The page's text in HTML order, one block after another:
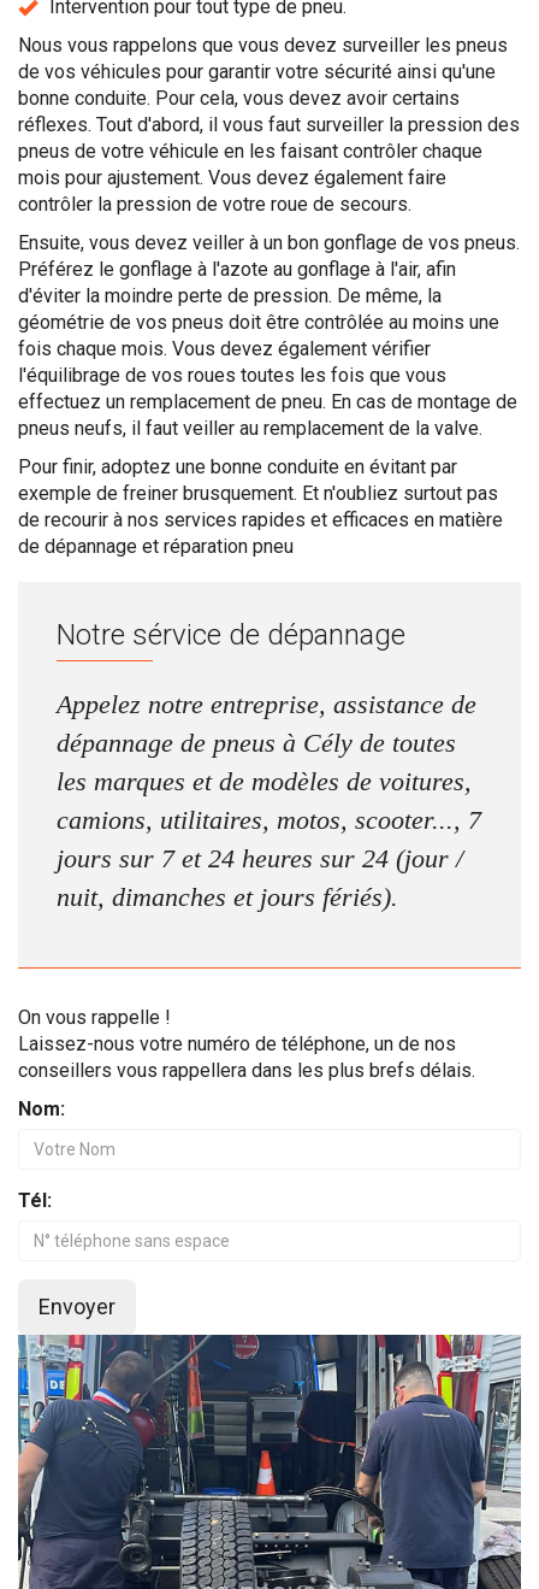
Intervention pour tout type de pneu.
Nous vous rappelons que vous devez surveiller les pneus
de vos véhicules pour garantir votre sécurité ainsi qu'une
bonne conduite. Pour cela, vous devez avoir certains
réflexes. Tout d'abord, il vous faut surveiller la pression des
pneus de votre véhicule en les faisant contrôler chaque
mois pour ajustement. Vous devez également faire
contrôler la pression de votre roue de secours.
Ensuite, vous devez veiller à un bon gonflage de vos pneus.
Préférez le gonflage à l'azote au gonflage à l'air, afin
d'éviter la moindre perte de pression. De même, la
géométrie de vos pneus doit être contrôlée au moins une
fois chaque mois. Vous devez également vérifier
l'équilibrage de vos roues toutes les fois que vous
effectuez un remplacement de pneu. En cas de montage de
pneus neufs, il faut veiller au remplacement de la valve.
Pour finir, adoptez une bonne conduite en évitant par
exemple de freiner brusquement. Et n'oubliez surtout pas
de recourir à nos services rapides et efficaces en matière
de dépannage et réparation pneu
Notre sérvice de dépannage
Appelez notre entreprise, assistance de
dépannage de pneus à Cély de toutes
les marques et de modèles de voitures,
camions, utilitaires, motos, scooter..., 7
jours sur 7 et 24 heures sur 24 (jour /
nuit, dimanches et jours fériés).
On vous rappelle !
Laissez-nous votre numéro de téléphone, un de nos
conseillers vous rappellera dans les plus brefs délais.
Nom:
Tél:
Envoyer